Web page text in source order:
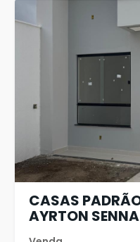
CASAS
AYRTON SENNA